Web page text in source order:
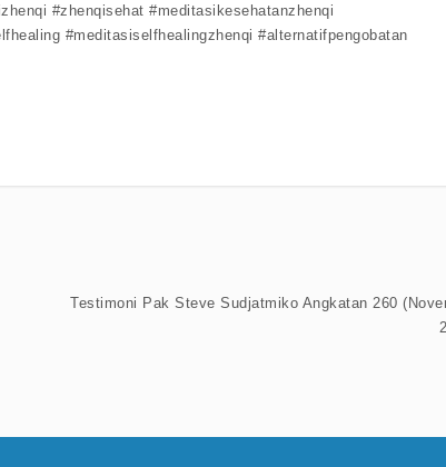
#zhenqisehat #meditasikesehatanzhenqi
#meditasiselfhealingzhenqi #alternatifpengobatan
Testimoni Pak Steve Sudjatmiko Angkatan 260